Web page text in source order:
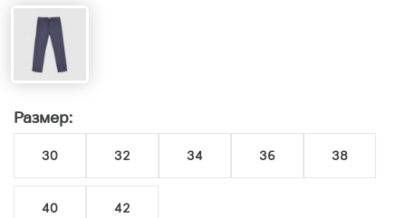
Размер:
30 32 34 36 38
40 42